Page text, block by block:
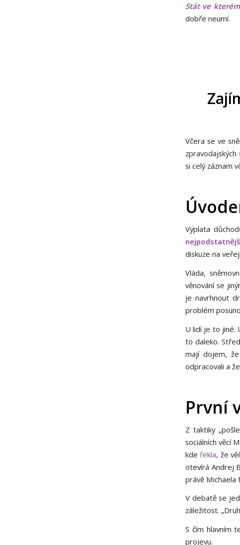
Stát ve
dobře neumí.
Včera se ve
si celý záznam
Výplata
diskuze na
Vláda,
věnování se
je navrhnout
problém
U lidí je to jiné.
to daleko.
mají dojem,
odpracovali a
První
Z taktiky
sociálních věcí
kde řekla, že
otevírá Andrej
právě Michaela
V debatě se
záležitost.
S čím hlavním
projevu.